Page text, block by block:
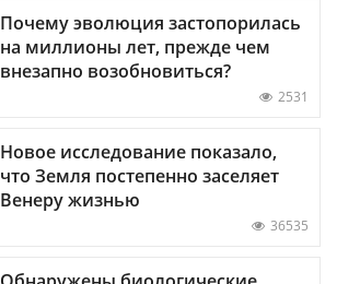
Почему эволюция застопорилась
на миллионы лет, прежде чем
внезапно возобновиться?
2531
Новое исследование показало,
что Земля постепенно заселяет
Венеру жизнью
36535